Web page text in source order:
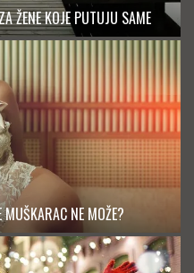
ŽENE KOJE PUTUJU SAME
NE MOŽE?